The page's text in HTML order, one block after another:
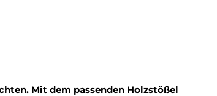
Mit dem passenden Holzstößel